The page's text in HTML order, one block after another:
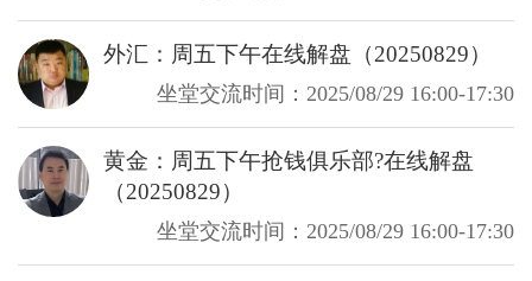
外汇：周五下午在线解盘（20250829）
坐堂交流时间：2025/08/29 16:00-17:30
黄金：周五下午抢钱俱乐部?在线解盘
（20250829）
坐堂交流时间：2025/08/29 16:00-17:30